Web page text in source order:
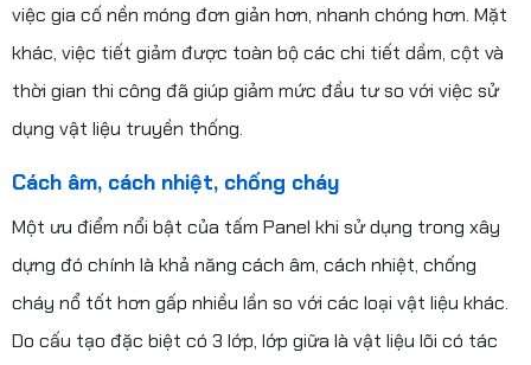
việc gia cố nền móng đơn giản hơn, nhanh chóng hơn. Mặt
khác, việc tiết giảm được toàn bộ các chi tiết dầm, cột và
thời gian thi công đã giúp giảm mức đầu tư so với việc sử
dụng vật liệu truyền thống.
Cách âm, cách nhiệt, chống cháy
Một ưu điểm nổi bật của tấm Panel khi sử dụng trong xây
dựng đó chính là khả năng cách âm, cách nhiệt, chống
cháy nổ tốt hơn gấp nhiều lần so với các loại vật liệu khác.
Do cấu tạo đặc biệt có 3 lớp, lớp giữa là vật liệu lõi có tác